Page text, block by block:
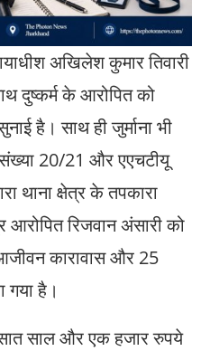
अखिलेश कुमार तिवारी
दुष्कर्म के आरोपित को
है। साथ ही जुर्माना भी
संख्या 20/21 और एएचटीयू
थाना क्षेत्र के तपकारा
आरोपित रिजवान अंसारी को
कारावास और 25
गया है।
सात साल और एक हजार रुपये